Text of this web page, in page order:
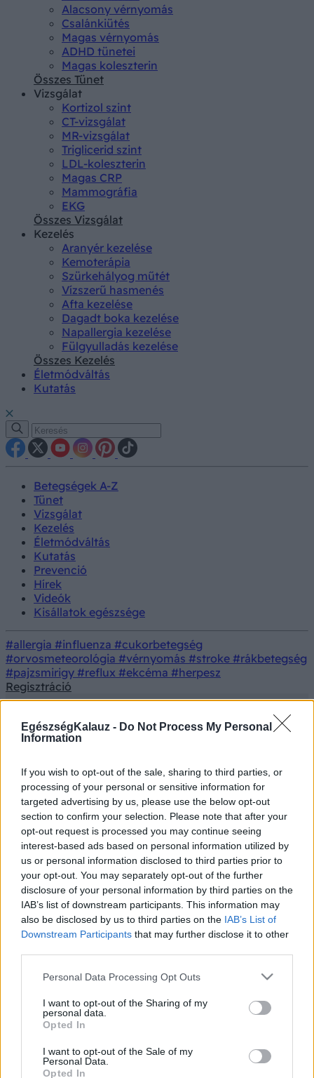
EgészségKalauz - Do Not Process My Personal
Information
If you wish to opt-out of the sale, sharing to third parties, or
processing of your personal or sensitive information for
targeted advertising by us, please use the below opt-out
section to confirm your selection. Please note that after your
opt-out request is processed you may continue seeing
interest-based ads based on personal information utilized by
us or personal information disclosed to third parties prior to
your opt-out. You may separately opt-out of the further
disclosure of your personal information by third parties on the
IAB’s list of downstream participants. This information may
also be disclosed by us to third parties on the IAB’s List of
Downstream Participants that may further disclose it to other
Please note that this website/app uses one or more Google
not limited to your visit or usage behaviour. You may click to
grant or deny consent to Google and its third-party tags to
use your data for below specified purposes in below Google
consent section.
Personal Data Processing Opt Outs
I want to opt-out of the Sharing of my
personal data.
Opted In
I want to opt-out of the Sale of my
Personal Data.
Opted In
Alacsony vérnyomás
Csalánkiütés
Magas vérnyomás
ADHD tünetei
Magas koleszterin
Összes Tünet
Vizsgálat
Kortizol szint
CT-vizsgálat
MR-vizsgálat
Triglicerid szint
LDL-koleszterin
Magas CRP
Mammográfia
EKG
Összes Vizsgálat
Kezelés
Aranyér kezelése
Kemoterápia
Szürkehályog műtét
Vízszerű hasmenés
Afta kezelése
Dagadt boka kezelése
Napallergia kezelése
Fülgyulladás kezelése
Összes Kezelés
Életmódváltás
Kutatás
Betegségek A-Z
Tünet
Vizsgálat
Kezelés
Életmódváltás
Kutatás
Prevenció
Hírek
Videók
Kisállatok egészsége
#allergia #influenza #cukorbetegség
#orvosmeteorológia #vérnyomás #stroke #rákbetegség
#pajzsmirigy #reflux #ekcéma #herpesz
Regisztráció
Vizsgálat